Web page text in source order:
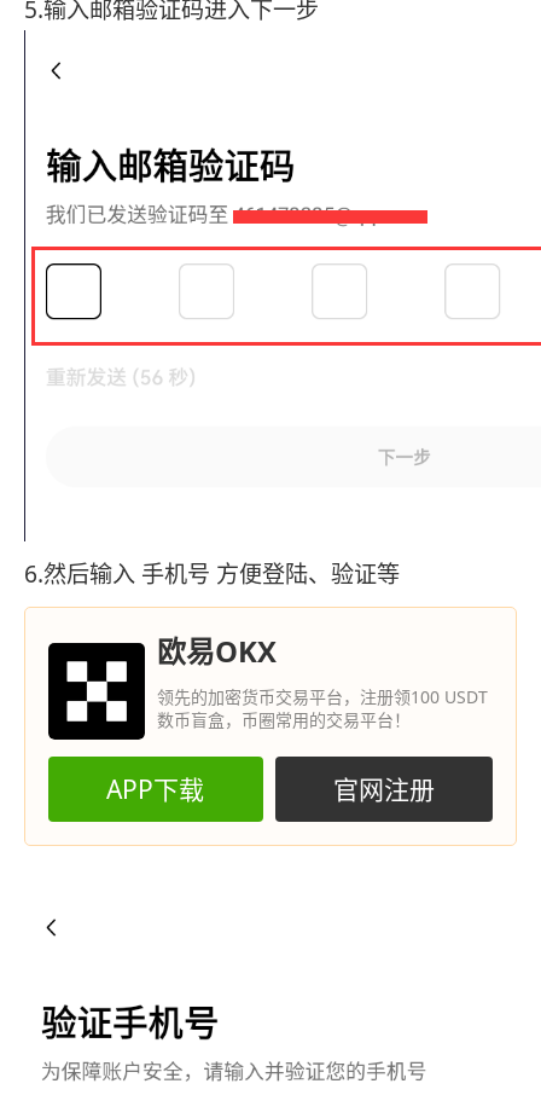
5.输入邮箱验证码进入下一步
6.然后输入 手机号 方便登陆、验证等
欧易OKX
领先的加密货币交易平台，注册领100 USDT
数币盲盒，币圈常用的交易平台！
APP下载 官网注册